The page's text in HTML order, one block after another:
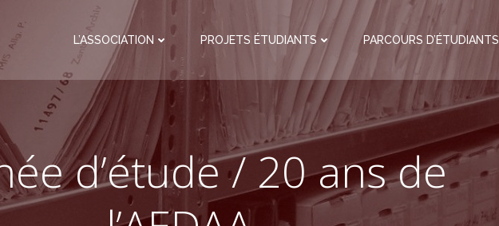
L’ASSOCIATION PROJETS ÉTUDIANTS PARCOURS D’ÉTUDIANTS
d’étude / 20 ans de